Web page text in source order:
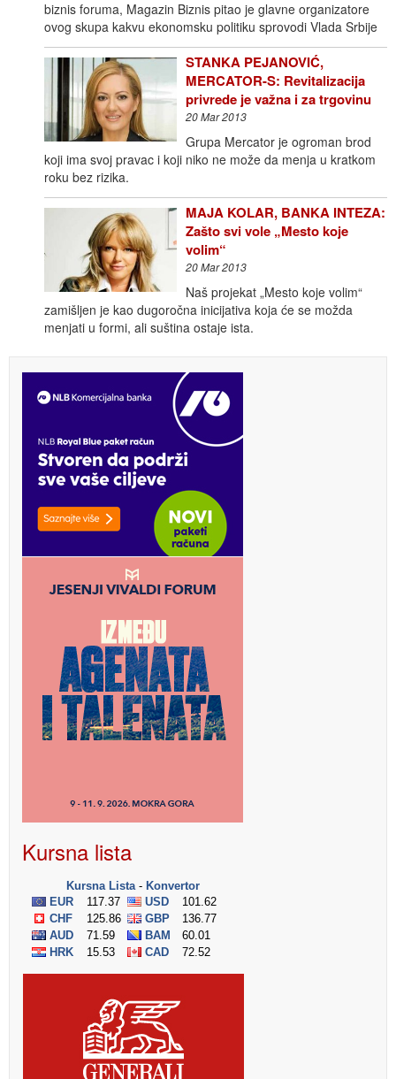
biznis foruma, Magazin Biznis pitao je glavne organizatore
ovog skupa kakvu ekonomsku politiku sprovodi Vlada Srbije
STANKA PEJANOVIĆ,
MERCATOR-S: Revitalizacija
privrede je važna i za trgovinu
20 Mar 2013
Grupa Mercator je ogroman brod
koji ima svoj pravac i koji niko ne može da menja u kratkom
roku bez rizika.
MAJA KOLAR, BANKA INTEZA:
Zašto svi vole „Mesto koje
volim“
20 Mar 2013
Naš projekat „Mesto koje volim“
zamišljen je kao dugoročna inicijativa koja će se možda
menjati u formi, ali suština ostaje ista.
Kursna lista